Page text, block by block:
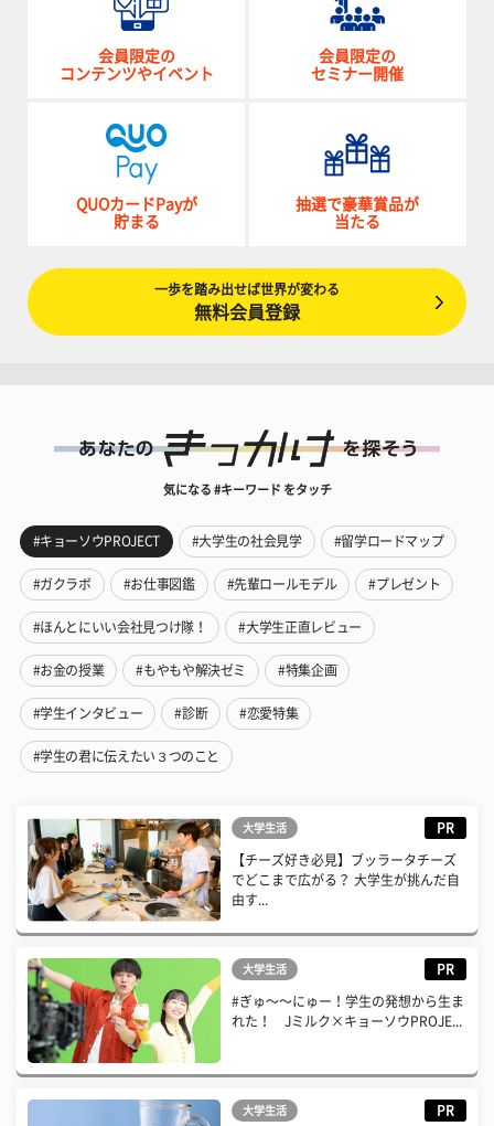
会員限定の
コンテンツやイベント
会員限定の
セミナー開催
QUOカードPayが
貯まる
抽選で豪華賞品が
当たる
一歩を踏み出せば世界が変わる
無料会員登録
気になる #キーワード をタッチ
#キョーソウPROJECT #大学生の社会見学 #留学ロードマップ
#ガクラボ #お仕事図鑑 #先輩ロールモデル #プレゼント
#ほんとにいい会社見つけ隊！ #大学生正直レビュー
#お金の授業 #もやもや解決ゼミ #特集企画
#学生インタビュー #診断 #恋愛特集
#学生の君に伝えたい３つのこと
大学生活 PR
【チーズ好き必見】ブッラータチーズ
でどこまで広がる？ 大学生が挑んだ自
由す...
大学生活 PR
#ぎゅ〜〜にゅー！学生の発想から生ま
れた！ Jミルク×キョーソウPROJE...
大学生活 PR